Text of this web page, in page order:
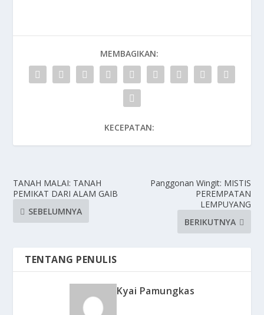
MEMBAGIKAN:
KECEPATAN:
TANAH MALAI: TANAH
PEMIKAT DARI ALAM GAIB
SEBELUMNYA
Panggonan Wingit: MISTIS
PEREMPATAN
LEMPUYANG
BERIKUTNYA
TENTANG PENULIS
Kyai Pamungkas